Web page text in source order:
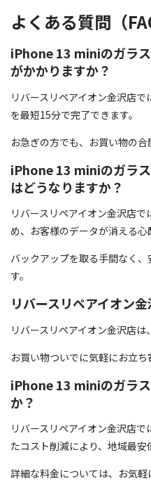
よくある質問（
iPhone 13 miniのガラ
がかかりますか？
リバースリペアイオン金沢店
を最短15分で完了できます。
お急ぎの方でも、お買い物の合
iPhone 13 miniのガラ
はどうなりますか？
リバースリペアイオン金沢店
め、お客様のデータが消える心
バックアップを取る手間なく
す。
リバースリペアイオン
リバースリペアイオン金沢店は
お買い物ついでに気軽にお立ち
iPhone 13 miniのガラ
か？
リバースリペアイオン金沢店
たコスト削減により、地域最安
詳細な料金については、お気軽